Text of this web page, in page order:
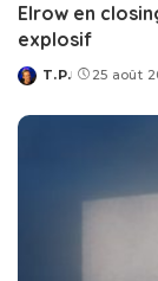
Elrow en
explosif
Posted
T.P. 25 août